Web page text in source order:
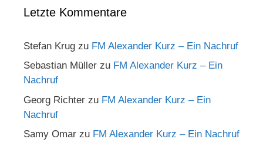
Letzte Kommentare
Stefan Krug zu FM Alexander Kurz – Ein Nachruf
Sebastian Müller zu FM Alexander Kurz – Ein
Nachruf
Georg Richter zu FM Alexander Kurz – Ein
Nachruf
Samy Omar zu FM Alexander Kurz – Ein Nachruf